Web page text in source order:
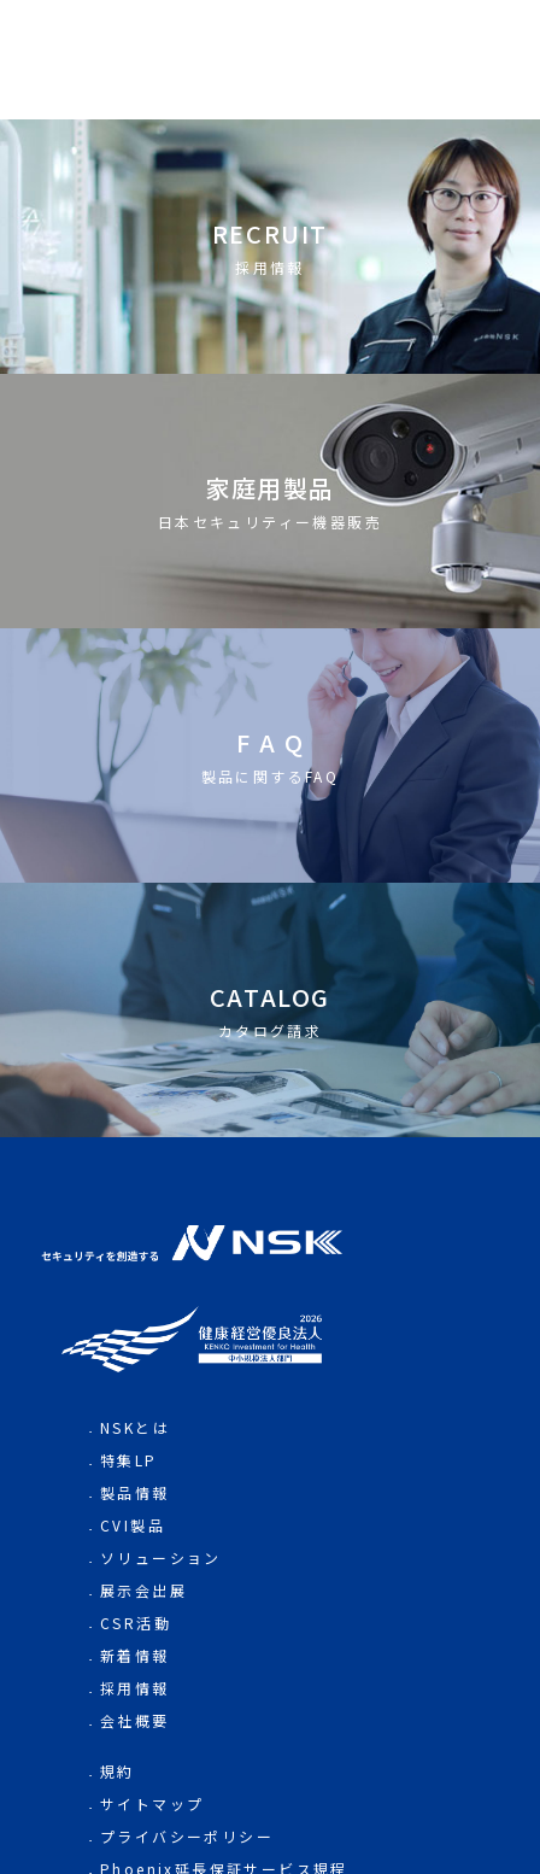
RECRUIT
採用情報
家庭用製品
日本セキュリティー機器販売
F A Q
製品に関するFAQ
CATALOG
カタログ請求
NSKとは
特集LP
製品情報
CVI製品
ソリューション
展示会出展
CSR活動
新着情報
採用情報
会社概要
規約
サイトマップ
プライバシーポリシー
Phoenix延長保証サービス規程